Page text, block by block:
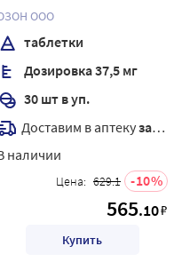
ООО
таблетки
Дозировка 37,5 мг
30 шт в уп.
Доставим в аптекузавтра
наличии
Цена: 629.1 10
565.10₽
Купить